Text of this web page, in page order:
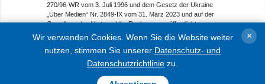
270/96-WR vom 3. Juli 1996 und dem Gesetz der Ukraine
„Über Medien“ Nr. 2849-IX vom 31. März 2023 und auf der
Grundlage des Vertrags/der Rechnung veröffentlicht.
© 2015-2026 Ukrinform. Alle Rechte sind geschützt.
Wir verwenden Cookies. Wenn Sie die Website weiter
nutzen, stimmen Sie unserer Datenschutz- und
Datenschutzrichtlinie zu.
×